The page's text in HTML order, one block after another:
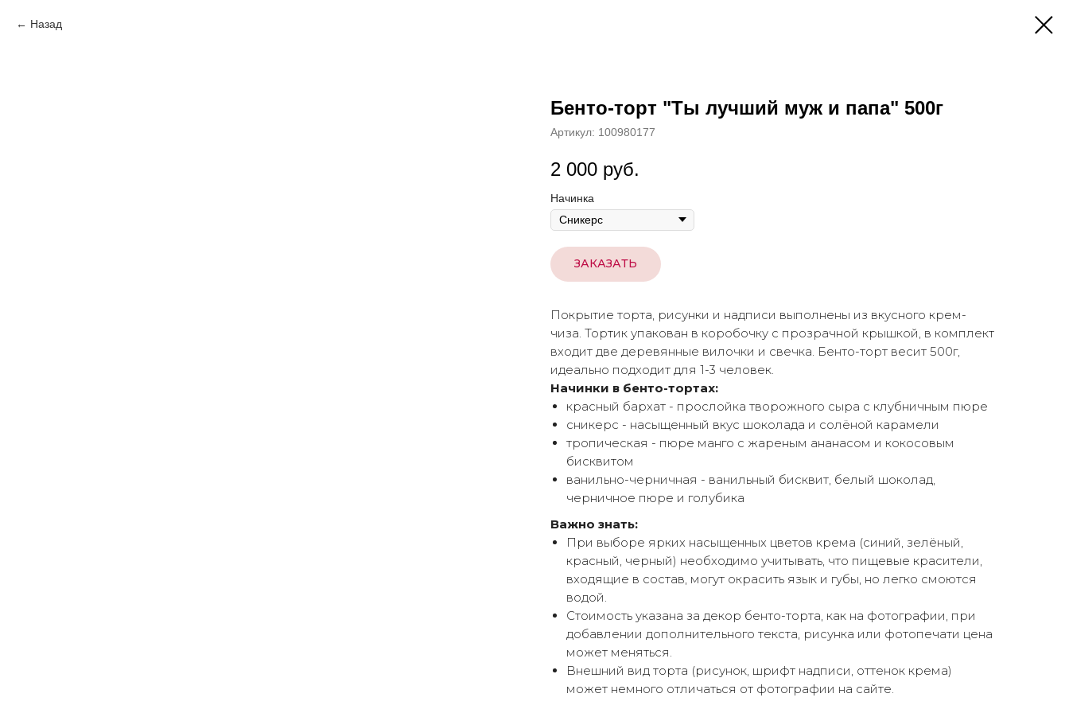
Назад
Бенто-торт "Ты лучший муж и папа" 500г
Артикул: 100980177
2 000 руб.
Начинка
ЗАКАЗАТЬ
Покрытие торта, рисунки и надписи выполнены из вкусного крем-
чиза. Тортик упакован в коробочку с прозрачной крышкой, в комплект
входит две деревянные вилочки и свечка. Бенто-торт весит 500г,
идеально подходит для 1-3 человек.
Начинки в бенто-тортах:
красный бархат - прослойка творожного сыра с клубничным пюре
сникерс - насыщенный вкус шоколада и солёной карамели
тропическая - пюре манго с жареным ананасом и кокосовым
бисквитом
ванильно-черничная - ванильный бисквит, белый шоколад,
черничное пюре и голубика
Важно знать:
При выборе ярких насыщенных цветов крема (синий, зелёный,
красный, черный) необходимо учитывать, что пищевые красители,
входящие в состав, могут окрасить язык и губы, но легко смоются
водой.
Стоимость указана за декор бенто-торта, как на фотографии, при
добавлении дополнительного текста, рисунка или фотопечати цена
может меняться.
Внешний вид торта (рисунок, шрифт надписи, оттенок крема)
может немного отличаться от фотографии на сайте.